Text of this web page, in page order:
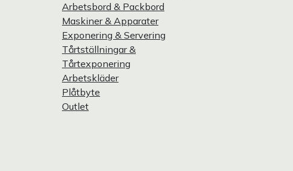
Arbetsbord & Packbord
Maskiner & Apparater
Exponering & Servering
Tårtställningar &
Tårtexponering
Arbetskläder
Plåtbyte
Outlet